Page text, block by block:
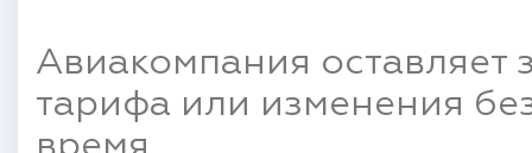
Авиакомпания оставляет
тарифа или изменения